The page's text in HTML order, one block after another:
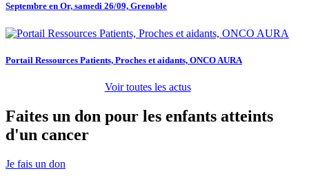
Septembre en Or, samedi 26/09, Grenoble
Portail Ressources Patients, Proches et aidants, ONCO AURA
Voir toutes les actus
Faites un don pour les enfants atteints
d'un cancer
Je fais un don